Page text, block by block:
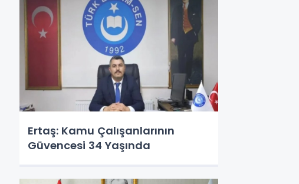
Ertaş: Kamu Çalışanlarının
Güvencesi 34 Yaşında